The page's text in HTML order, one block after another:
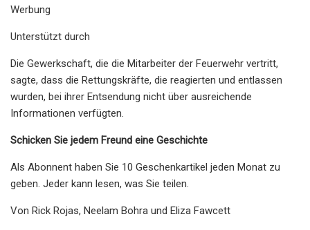
Werbung
Unterstützt durch
Die Gewerkschaft, die die Mitarbeiter der Feuerwehr vertritt,
sagte, dass die Rettungskräfte, die reagierten und entlassen
wurden, bei ihrer Entsendung nicht über ausreichende
Informationen verfügten.
Schicken Sie jedem Freund eine Geschichte
Als Abonnent haben Sie 10 Geschenkartikel jeden Monat zu
geben. Jeder kann lesen, was Sie teilen.
Von Rick Rojas, Neelam Bohra und Eliza Fawcett